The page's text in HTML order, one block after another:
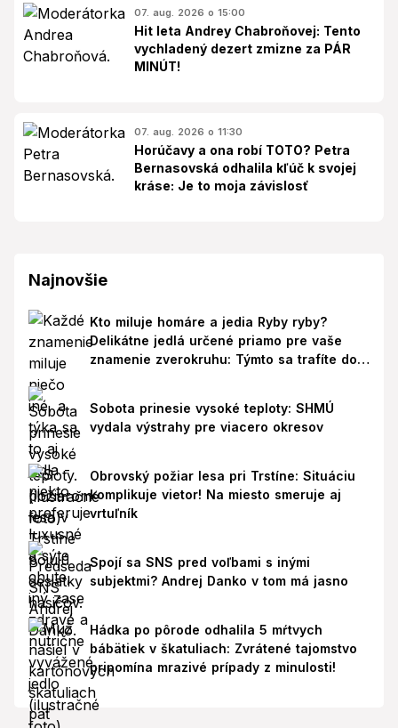
07. aug. 2026 o 15:00
Hit leta Andrey Chabroňovej: Tento
vychladený dezert zmizne za PÁR
MINÚT!
07. aug. 2026 o 11:30
Horúčavy a ona robí TOTO? Petra
Bernasovská odhalila kľúč k svojej
kráse: Je to moja závislosť
Najnovšie
Kto miluje homáre a jedia Ryby ryby?
Delikátne jedlá určené priamo pre vaše
znamenie zverokruhu: Týmto sa trafíte do
Sobota prinesie vysoké teploty: SHMÚ
vydala výstrahy pre viacero okresov
Obrovský požiar lesa pri Trstíne: Situáciu
komplikuje vietor! Na miesto smeruje aj
vrtuľník
Spojí sa SNS pred voľbami s inými
subjektmi? Andrej Danko v tom má jasno
Hádka po pôrode odhalila 5 mŕtvych
bábätiek v škatuliach: Zvrátené tajomstvo
pripomína mrazivé prípady z minulosti!